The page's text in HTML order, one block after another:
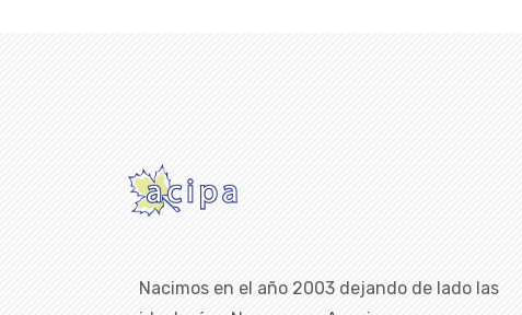
Nacimos en el año 2003 dejando de lado las